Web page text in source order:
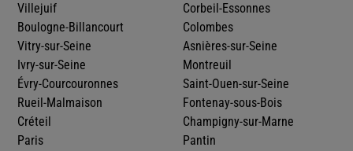
Villejuif
Boulogne-Billancourt
Vitry-sur-Seine
Ivry-sur-Seine
Évry-Courcouronnes
Rueil-Malmaison
Créteil
Paris
Corbeil-Essonnes
Colombes
Asnières-sur-Seine
Montreuil
Saint-Ouen-sur-Seine
Fontenay-sous-Bois
Champigny-sur-Marne
Pantin